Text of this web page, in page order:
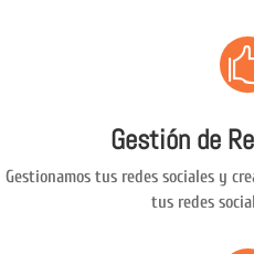
Gestión de
Gestionamos tus redes sociales y
tus redes